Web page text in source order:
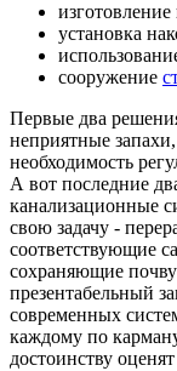
установка
сооружение
Первые два
неприятные
необходимость
А вот последние
канализационные
свою задачу -
соответствующие
сохраняющие
презентабельный
современных
каждому по
достоинству